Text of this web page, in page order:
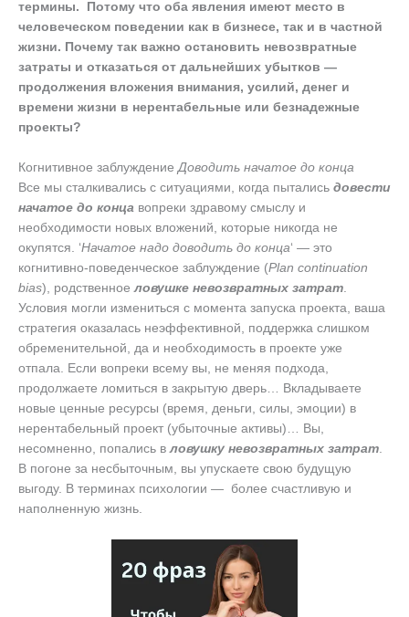
термины. Потому что оба явления имеют место в
человеческом поведении как в бизнесе, так и в частной
жизни. Почему так важно остановить невозвратные
затраты и отказаться от дальнейших убытков —
продолжения вложения внимания, усилий, денег и
времени жизни в нерентабельные или безнадежные
проекты?
Когнитивное заблуждениеДоводить начатое до конца
Все мы сталкивались с ситуациями, когда пытались довести
начатое до конца вопреки здравому смыслу и
необходимости новых вложений, которые никогда не
окупятся. ‘Начатое надо доводить до конца‘ — это
когнитивно-поведенческое заблуждение (Plan continuation
bias), родственноеловушке невозвратных затрат.
Условия могли измениться с момента запуска проекта, ваша
стратегия оказалась неэффективной, поддержка слишком
обременительной, да и необходимость в проекте уже
отпала. Если вопреки всему вы, не меняя подхода,
продолжаете ломиться в закрытую дверь… Вкладываете
новые ценные ресурсы (время, деньги, силы, эмоции) в
нерентабельный проект (убыточные активы)… Вы,
несомненно, попались вловушку невозвратных затрат.
В погоне за несбыточным, вы упускаете свою будущую
выгоду. В терминах психологии — более счастливую и
наполненную жизнь.